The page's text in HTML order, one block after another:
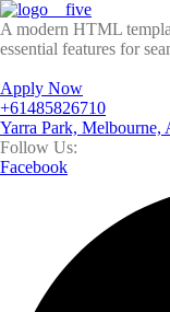
A modern HTML
essential features for
Apply Now
+61485826710
Yarra Park, Melbourne,
Follow Us:
Facebook